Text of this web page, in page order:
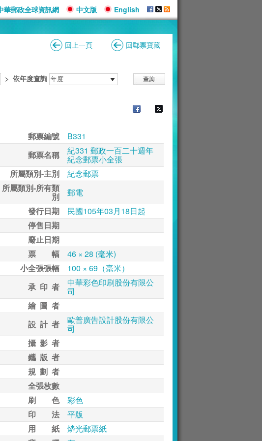
華郵政全球資訊網 中文版 English
回上一頁 回郵票寶藏
> 依年度查詢
郵票編號
B331
郵票名稱
紀331 郵政一百二十週年
紀念郵票小全張
所屬類別-主別
紀念郵票
所屬類別-所有類
別
郵電
發行日期
民國105年03月18日起
停售日期
廢止日期
票 幅
46 × 28 (毫米)
小全張張幅
100 × 69（毫米）
承 印 者
中華彩色印刷股份有限公
司
繪 圖 者
設 計 者
歐普廣告設計股份有限公
司
攝 影 者
鑴 版 者
規 劃 者
全張枚數
刷 色
彩色
印 法
平版
用 紙
燐光郵票紙